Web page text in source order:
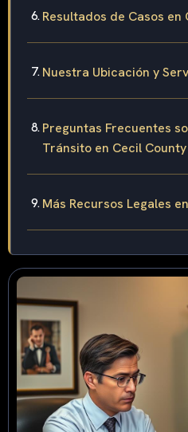
Resultados de Casos en
Nuestra Ubicación y
Preguntas Frecuentes
Tránsito en Cecil County
Más Recursos Legales